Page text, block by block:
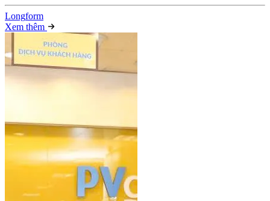
Longform
Xem thêm